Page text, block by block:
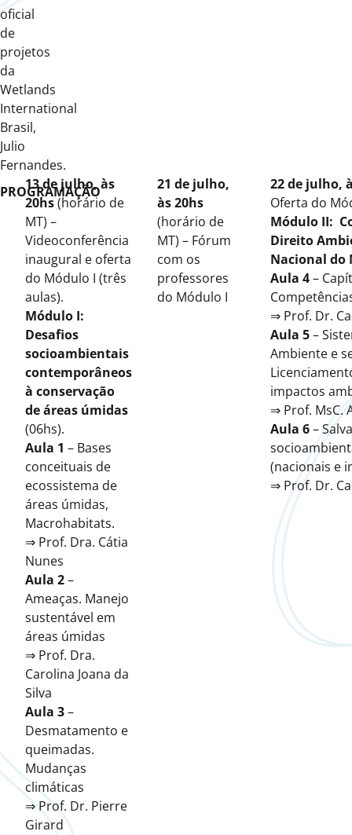
oficial
de
projetos
da
Wetlands
International
Brasil,
Julio
Fernandes.
PROGRAMAÇÃO
13 de julho, às
20hs(horário de
MT) –
Videoconferência
inaugural e oferta
do Módulo I (três
aulas).
Módulo I:
Desafios
socioambientais
contemporâneos
à conservação
de áreas úmidas
(06hs).
Aula 1 – Bases
conceituais de
ecossistema de
áreas úmidas,
Macrohabitats.
⇒ Prof. Dra. Cátia
Nunes
Aula 2–
Ameaças. Manejo
sustentável em
áreas úmidas
⇒ Prof. Dra.
Carolina Joana da
Silva
Aula 3–
Desmatamento e
queimadas.
Mudanças
climáticas
⇒ Prof. Dr. Pierre
Girard
21 de julho,
às 20hs
(horário de
MT) – Fórum
com os
professores
do Módulo I
22 de julho,
Oferta do
Módulo II:
Direito
Nacional do
Aula 4–
⇒ Prof. Dr.
Aula 5–
Ambiente e
impactos
⇒ Prof. MsC.
Aula 6–
(nacionais e
⇒ Prof. Dr.